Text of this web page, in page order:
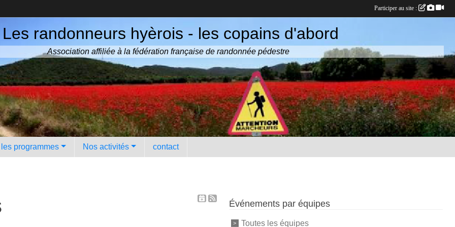
Les randonneurs hyèrois - les copains d'abord
Association affiliée à la fédération française de randonnée pédestre
programmes Nos activités contact
Événements par équipes
Toutes les équipes
Participer au site :